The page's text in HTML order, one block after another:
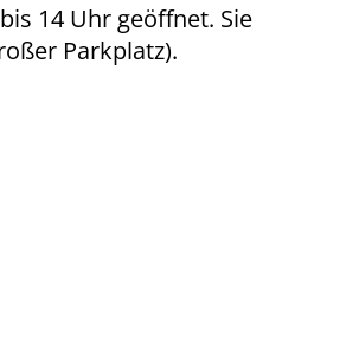
14 Uhr geöffnet. Sie
Parkplatz).